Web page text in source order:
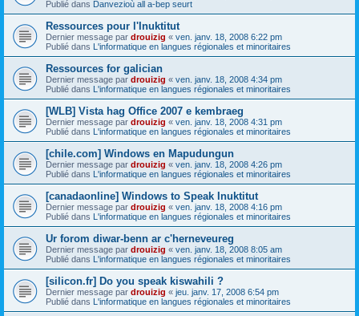
Publié dans Danvezioù all a-bep seurt
Ressources pour l'Inuktitut
Dernier message par drouizig « ven. janv. 18, 2008 6:22 pm
Publié dans L'informatique en langues régionales et minoritaires
Ressources for galician
Dernier message par drouizig « ven. janv. 18, 2008 4:34 pm
Publié dans L'informatique en langues régionales et minoritaires
[WLB] Vista hag Office 2007 e kembraeg
Dernier message par drouizig « ven. janv. 18, 2008 4:31 pm
Publié dans L'informatique en langues régionales et minoritaires
[chile.com] Windows en Mapudungun
Dernier message par drouizig « ven. janv. 18, 2008 4:26 pm
Publié dans L'informatique en langues régionales et minoritaires
[canadaonline] Windows to Speak Inuktitut
Dernier message par drouizig « ven. janv. 18, 2008 4:16 pm
Publié dans L'informatique en langues régionales et minoritaires
Ur forom diwar-benn ar c'herneveureg
Dernier message par drouizig « ven. janv. 18, 2008 8:05 am
Publié dans L'informatique en langues régionales et minoritaires
[silicon.fr] Do you speak kiswahili ?
Dernier message par drouizig « jeu. janv. 17, 2008 6:54 pm
Publié dans L'informatique en langues régionales et minoritaires